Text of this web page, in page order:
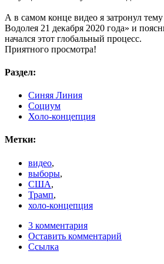
А в самом конце видео я затронул
Водолея 21 декабря 2020 года» и
начался этот глобальный процесс.
Приятного просмотра!
Раздел:
Синяя Линия
Социум
Холо-концепция
Метки:
видео,
выборы,
США,
Трамп,
холо-концепция
3 комментария
Оставить комментарий
Ссылка